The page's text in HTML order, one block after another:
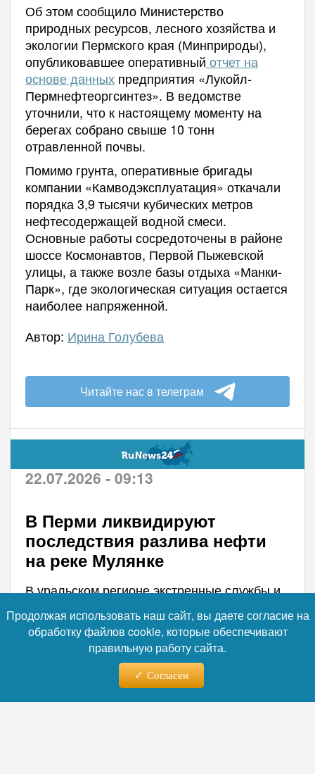
Об этом сообщило Министерство
природных ресурсов, лесного хозяйства и
экологии Пермского края (Минприроды),
опубликовавшее оперативный отчет на
основе данныхпредприятия «Лукойл-
Пермнефтеоргсинтез». В ведомстве
уточнили, что к настоящему моменту на
берегах собрано свыше 10 тонн
отравленной почвы.
Помимо грунта, оперативные бригады
компании «Камводэксплуатация» откачали
порядка 3,9 тысячи кубических метров
нефтесодержащей водной смеси.
Основные работы сосредоточены в районе
шоссе Космонавтов, Первой Пыжевской
улицы, а также возле базы отдыха «Манки-
Парк», где экологическая ситуация остается
наиболее напряженной.
Автор: Ирина Голубева
Читайте нас в телеграм
22.07.2026 - 09:13
В Перми ликвидируют
последствия разлива нефти
на реке Мулянке
В уральском регионе экстренные службы и
экологические ведомства ведут
непрерывную работу по очистке водного
объекта от ядовитого загрязнения. Для
минимизации ущерба окружающей среде
специалисты развернули многоуровневую
систему барьеров и задействовали
авиационные технологии.
Продолжая использовать наш сайт, вы даете согласие на
обработку файлов cookie, которые обеспечивают
правильную работу сайта.
Согласен